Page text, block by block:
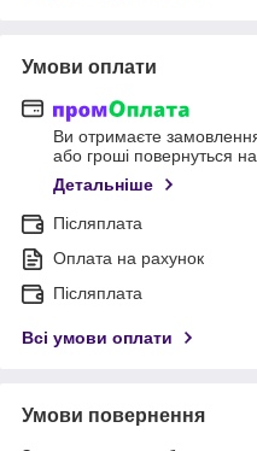
Умови оплати
Ви отримаєте
або гроші повернуться
Детальніше
Післяплата
Оплата на рахунок
Післяплата
Всі умови оплати
Умови повернення